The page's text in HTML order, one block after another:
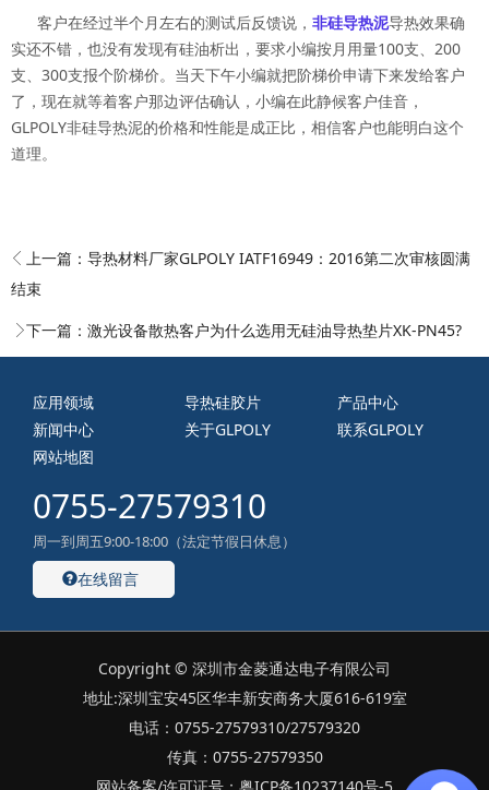
客户在经过半个月左右的测试后反馈说， 非硅导热泥导热效果确
实还不错，也没有发现有硅油析出，要求小编按月用量100支、200
支、300支报个阶梯价。当天下午小编就把阶梯价申请下来发给客户
了，现在就等着客户那边评估确认，小编在此静候客户佳音，
GLPOLY非硅导热泥的价格和性能是成正比，相信客户也能明白这个
道理。
上一篇： 导热材料厂家GLPOLY IATF16949：2016第二次审核圆满
结束
下一篇： 激光设备散热客户为什么选用无硅油导热垫片XK-PN45?
应用领域 导热硅胶片
产品中心
新闻中心
关于GLPOLY
联系GLPOLY
网站地图
0755-27579310
周一到周五9:00-18:00（法定节假日休息）
在线留言
Copyright © 深圳市金菱通达电子有限公司
地址:深圳宝安45区华丰新安商务大厦616-619室
电话：0755-27579310/27579320
传真：0755-27579350